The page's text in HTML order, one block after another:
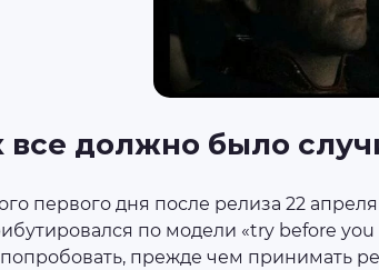
все должно было
первого дня после релиза 22 апреля
по модели «try before
прежде чем принимать